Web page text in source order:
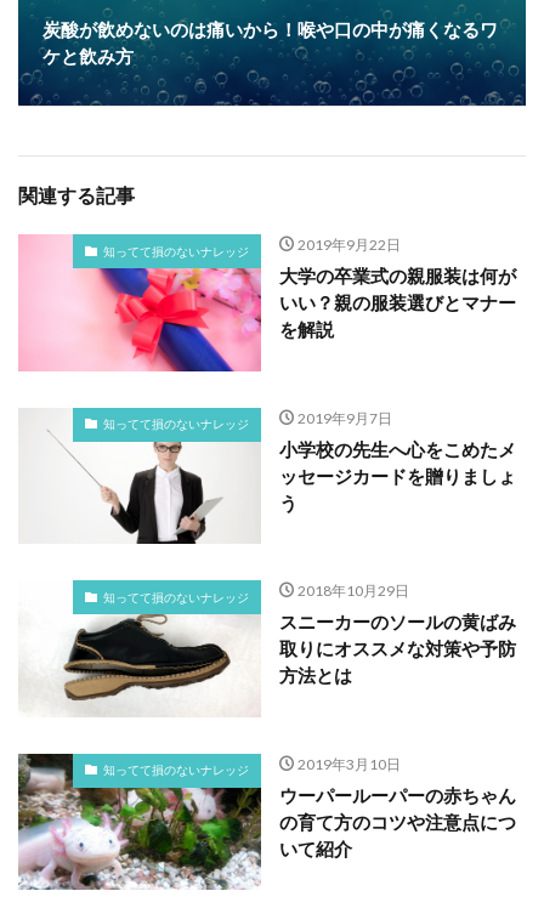
炭酸が飲めないのは痛いから！喉や口の中が痛くなるワ
ケと飲み方
関連する記事
知ってて損のないナレッジ 2019年9月22日
大学の卒業式の親服装は何が
いい？親の服装選びとマナー
を解説
知ってて損のないナレッジ 2019年9月7日
小学校の先生へ心をこめたメ
ッセージカードを贈りましょ
う
知ってて損のないナレッジ 2018年10月29日
スニーカーのソールの黄ばみ
取りにオススメな対策や予防
方法とは
知ってて損のないナレッジ 2019年3月10日
ウーパールーパーの赤ちゃん
の育て方のコツや注意点につ
いて紹介